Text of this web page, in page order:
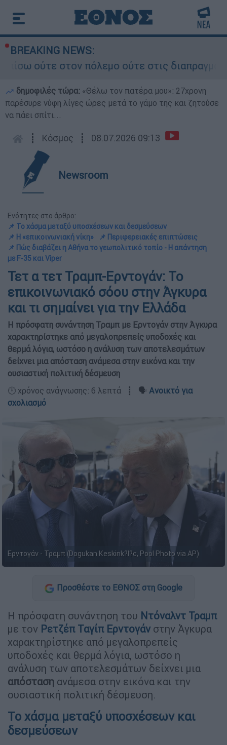
BREAKING NEWS:
στον πόλεμο ούτε στις διαπραγματεύσεις»
δημοφιλές τώρα: «Θέλω τον πατέρα μου»: 27χρονη
παρέσυρε νύφη λίγες ώρες μετά το γάμο της και ζητούσε
να πάει σπίτι...
┋ Κόσμος ┋ 08.07.2026 09:13
Newsroom
Ενότητες στο άρθρο:
📌 Το χάσμα μεταξύ υποσχέσεων και δεσμεύσεων
📌 Η «επικοινωνιακή νίκη»
📌 Περιφερειακές επιπτώσεις
📌 Πώς διαβάζει η Αθήνα το γεωπολιτικό τοπίο - Η απάντηση
με F-35 και Viper
Τετ α τετ Τραμπ-Ερντογάν: Το
επικοινωνιακό σόου στην Άγκυρα
και τι σημαίνει για την Ελλάδα
Η πρόσφατη συνάντηση Τραμπ με Ερντογάν στην Άγκυρα
χαρακτηρίστηκε από μεγαλοπρεπείς υποδοχές και
θερμά λόγια, ωστόσο η ανάλυση των αποτελεσμάτων
δείχνει μια απόσταση ανάμεσα στην εικόνα και την
ουσιαστική πολιτική δέσμευση
🕛 χρόνος ανάγνωσης: 6 λεπτά ┋ 🗣️ Ανοικτό για
σχολιασμό
Ερντογάν - Τραμπ (Dogukan Keskink?l?c, Pool Photo via AP)
Προσθέστε το ΕΘΝΟΣ στη Google
Η πρόσφατη συνάντηση του Ντόναλντ Τραμπ
με τον Ρετζέπ Ταγίπ Ερντογάνστην Άγκυρα
χαρακτηρίστηκε από μεγαλοπρεπείς
υποδοχές και θερμά λόγια, ωστόσο η
ανάλυση των αποτελεσμάτων δείχνει μια
απόσταση ανάμεσα στην εικόνα και την
ουσιαστική πολιτική δέσμευση.
Το χάσμα μεταξύ υποσχέσεων και
δεσμεύσεων